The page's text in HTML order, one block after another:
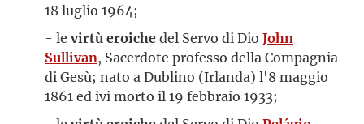
18 luglio 1964;
- le virtù eroichedel Servo di Dio John
Sullivan, Sacerdote professo della Compagnia
di Gesù; nato a Dublino (Irlanda) l'8 maggio
1861 ed ivi morto il 19 febbraio 1933;